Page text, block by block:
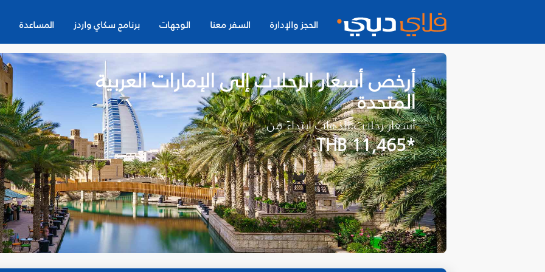
الحجز والإدارة السفر معنا الوجهات برنامج سكاي واردز المساعدة
أرخص أسعار الرحلات إلى الإمارات العربية
المتحدة
أسعار رحلات الذهاب ابتداءً من
*THB 11,465